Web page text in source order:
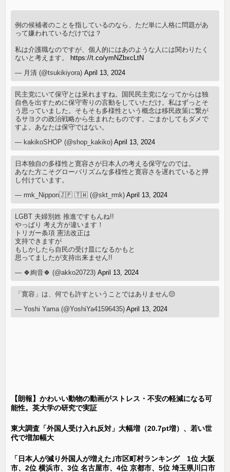
例の候補者のことを指しているのなら、ただ単に人格に問題があ
って嫌われているだけでは？
私は介護職なのですが、個人的にはあのような人には関わりたく
ないと考えます。 https://t.co/ymNZbxcLtN
— 月清 (@tsukikiyora)April 13, 2024
民主党にいて保守とは呆れますね。国民民主党になってからは独
自色を出すために保守寄りの言動をしていただけ。私はずっとそ
う思っていました。そもそも多様性という概念は移民政策に繋が
るサヨクの政治戦略から生まれたものです。ごまかしてもダメで
すよ。あなたは保守ではない。
— kakikoSHOP (@shop_kakiko)April 13, 2024
日本独自の多様性と寛容さが日本人の考える保守なのでは。
あなた方こそグローバリズムな多様性と寛容さを遅れていると押
し付けています。
— rmk_Nippon🇯🇵 🇹🇼 (@skt_rmk)April 13, 2024
LGBT 夫婦別姓 推進ですもんね!!
やっぱり 考え方が違います！
トリガー条項 憲法改正は
支持できますが
もしかしたら自民の受け皿になるかもと
思ってましたが支持出来ません!!
— 🍀絢音🍀 (@akko20723)April 13, 2024
「寛容」は、何でも許すということではありません😔
— Yoshi Yama (@YoshiYa41596435)April 13, 2024
【朗報】かわいい動物の動画がストレス・不安の軽減になる可
能性。英大学の研究で実証
東大調査「外国人受け入れ反対」大幅増（20.7pt増）、若い世
代で増加幅大
「日本人が減り外国人が増えた｣市区町村ランキング 1位 大阪
市、2位 横浜市、3位 名古屋市、4位 京都市、5位 埼玉県川口市